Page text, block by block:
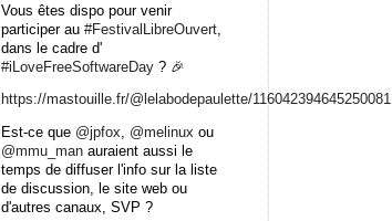
Vous êtes dispo pour venir
participer au #FestivalLibreOuvert
dans le cadre d'
#iLoveFreeSoftwareDay ? 🎉
https://mastouille.fr/@lelabodepaulette/116042394645250081
Est-ce que @jpfox, @melinux ou
@mmu_man auraient aussi le
temps de diffuser l'info sur la liste
de discussion, le site web ou
d'autres canaux, SVP ?